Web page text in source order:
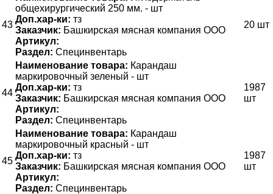
43
общехирургический 250 мм. - шт
Доп.хар-ки: тз
Заказчик: Башкирская мясная компания ООО
Артикул:
Раздел: Специнвентарь
20 шт
44
Наименование товара: Карандаш
маркировочный зеленый - шт
Доп.хар-ки: тз
Заказчик: Башкирская мясная компания ООО
Артикул:
Раздел: Специнвентарь
1987
шт
45
Наименование товара: Карандаш
маркировочный красный - шт
Доп.хар-ки: тз
Заказчик: Башкирская мясная компания ООО
Артикул:
Раздел: Специнвентарь
1987
шт